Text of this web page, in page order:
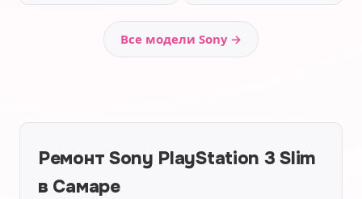
Все модели Sony →
Ремонт Sony PlayStation 3 Slim
в Самаре